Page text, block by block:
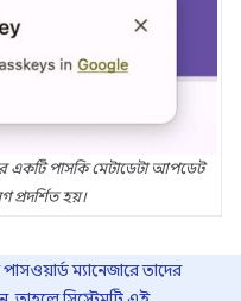
একটি পাসকি মেটাডেটা আপডেট
প্রদর্শিত হয়।
ম্যানেজারে তাদের